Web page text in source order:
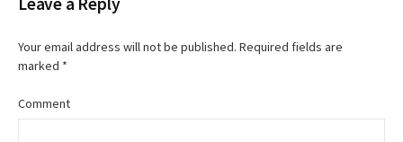
Your email address will not be published. Required fields are
marked *
Comment